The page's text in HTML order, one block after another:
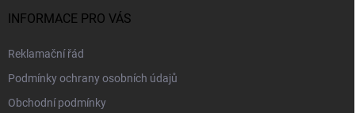
INFORMACE PRO VÁS
Reklamační řád
Podmínky ochrany osobních údajů
Obchodní podmínky